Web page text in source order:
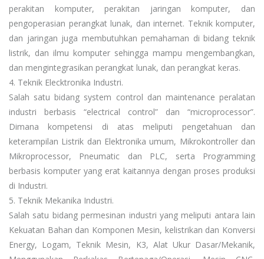
perakitan komputer, perakitan jaringan komputer, dan
pengoperasian perangkat lunak, dan internet. Teknik komputer,
dan jaringan juga membutuhkan pemahaman di bidang teknik
listrik, dan ilmu komputer sehingga mampu mengembangkan,
dan mengintegrasikan perangkat lunak, dan perangkat keras.
4. Teknik Elecktronika Industri.
Salah satu bidang system control dan maintenance peralatan
industri berbasis “electrical control” dan “microprocessor”.
Dimana kompetensi di atas meliputi pengetahuan dan
keterampilan Listrik dan Elektronika umum, Mikrokontroller dan
Mikroprocessor, Pneumatic dan PLC, serta Programming
berbasis komputer yang erat kaitannya dengan proses produksi
di Industri.
5. Teknik Mekanika Industri.
Salah satu bidang permesinan industri yang meliputi antara lain
Kekuatan Bahan dan Komponen Mesin, kelistrikan dan Konversi
Energy, Logam, Teknik Mesin, K3, Alat Ukur Dasar/Mekanik,